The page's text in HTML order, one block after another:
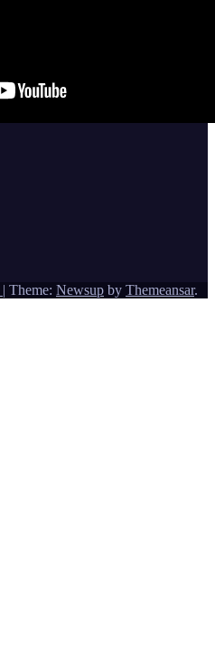
| Theme: Newsup by Themeansar.